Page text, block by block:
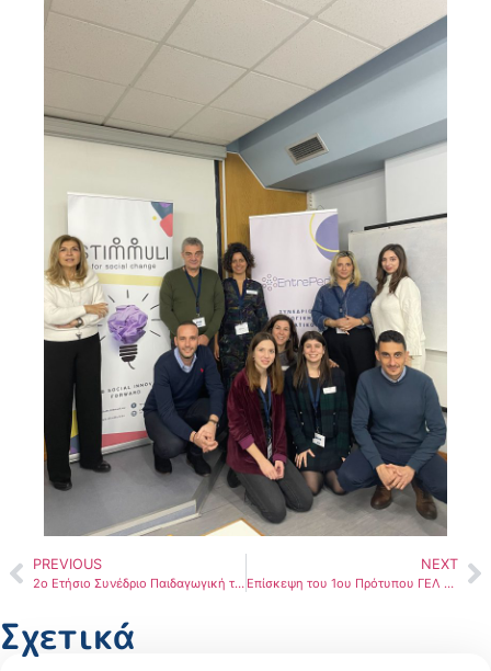
PREVIOUS
2o Ετήσιο Συνέδριο Παιδαγωγική της Επιχειρηματικότητας: στοχεύοντας στην κοινωνική αλλαγή στο Πανεπιστήμιο Μακεδονίας 24-25 Νοεμβρίου
NEXT
Eπίσκεψη του 1ου Πρότυπου ΓΕΛ Χαλκίδας στο Εργαστήριο Επιχειρηματικότητας Ε-lab Περισσότερα εδώ….
Σχετικά